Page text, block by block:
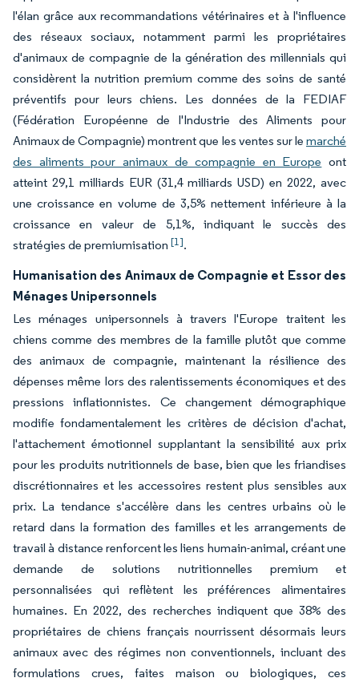
l'élan grâce aux recommandations vétérinaires et à l'influence
des réseaux sociaux, notamment parmi les propriétaires
d'animaux de compagnie de la génération des millennials qui
considèrent la nutrition premium comme des soins de santé
préventifs pour leurs chiens. Les données de la FEDIAF
(Fédération Européenne de l'Industrie des Aliments pour
Animaux de Compagnie) montrent que les ventes sur le marché
des aliments pour animaux de compagnie en Europe ont
atteint 29,1 milliards EUR (31,4 milliards USD) en 2022, avec
une croissance en volume de 3,5% nettement inférieure à la
croissance en valeur de 5,1%, indiquant le succès des
stratégies de premiumisation [1].
Humanisation des Animaux de Compagnie et Essor des
Ménages Unipersonnels
Les ménages unipersonnels à travers l'Europe traitent les
chiens comme des membres de la famille plutôt que comme
des animaux de compagnie, maintenant la résilience des
dépenses même lors des ralentissements économiques et des
pressions inflationnistes. Ce changement démographique
modifie fondamentalement les critères de décision d'achat,
l'attachement émotionnel supplantant la sensibilité aux prix
pour les produits nutritionnels de base, bien que les friandises
discrétionnaires et les accessoires restent plus sensibles aux
prix. La tendance s'accélère dans les centres urbains où le
retard dans la formation des familles et les arrangements de
travail à distance renforcent les liens humain-animal, créant une
demande de solutions nutritionnelles premium et
personnalisées qui reflètent les préférences alimentaires
humaines. En 2022, des recherches indiquent que 38% des
propriétaires de chiens français nourrissent désormais leurs
animaux avec des régimes non conventionnels, incluant des
formulations crues, faites maison ou biologiques, ces